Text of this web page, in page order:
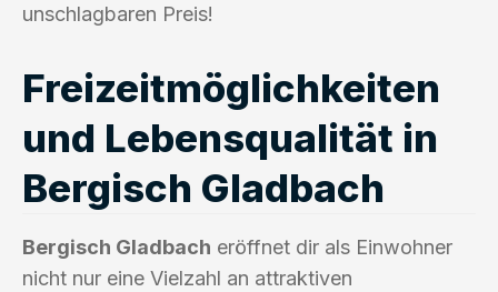
unschlagbaren Preis!
Freizeitmöglichkeiten
und Lebensqualität in
Bergisch Gladbach
Bergisch Gladbach eröffnet dir als Einwohner
nicht nur eine Vielzahl an attraktiven